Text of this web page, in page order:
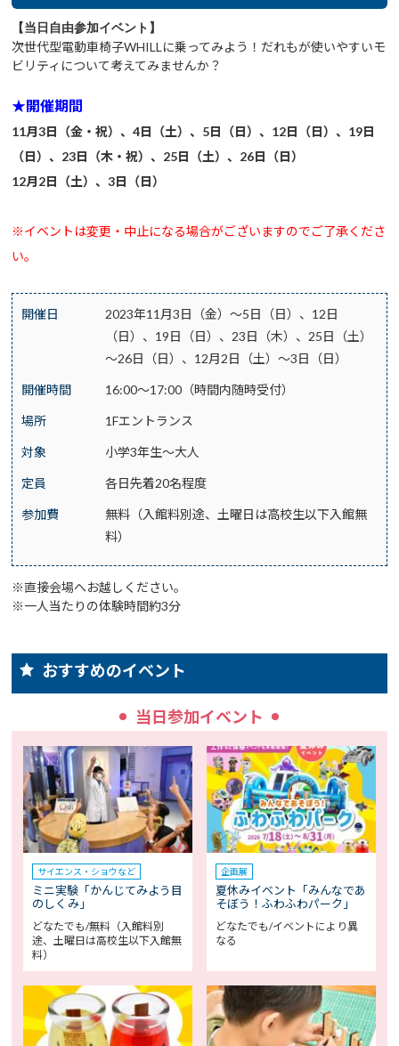
【当日自由参加イベント】
次世代型電動車椅子WHILLに乗ってみよう！だれもが使いやすいモ
ビリティについて考えてみませんか？
★開催期間
11月3日（金・祝）、4日（土）、5日（日）、12日（日）、19日
（日）、23日（木・祝）、25日（土）、26日（日）
12月2日（土）、3日（日）
※イベントは変更・中止になる場合がございますのでご了承くださ
い。
開催日
2023年11月3日（金）～5日（日）、12日
（日）、19日（日）、23日（木）、25日（土）
～26日（日）、12月2日（土）～3日（日）
開催時間 16:00～17:00（時間内随時受付）
場所 1Fエントランス
対象 小学3年生～大人
定員 各日先着20名程度
参加費
無料（入館料別途、土曜日は高校生以下入館無
料）
※直接会場へお越しください。
※一人当たりの体験時間約3分
おすすめのイベント
当日参加イベント
サイエンス・ショウなど
ミニ実験「かんじてみよう目
のしくみ」
どなたでも/無料（入館料別
途、土曜日は高校生以下入館無
料）
企画展
夏休みイベント「みんなであ
そぼう！ふわふわパーク」
どなたでも/イベントにより異
なる